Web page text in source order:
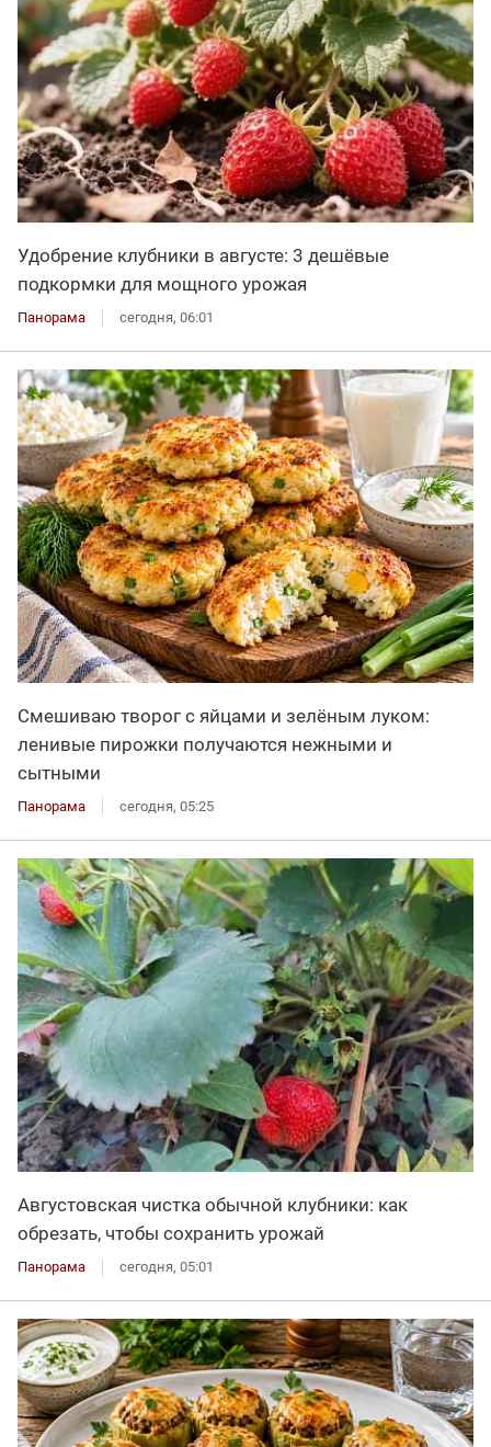
Удобрение клубники в августе: 3 дешёвые
подкормки для мощного урожая
Панорама сегодня, 06:01
Смешиваю творог с яйцами и зелёным луком:
ленивые пирожки получаются нежными и
сытными
Панорама сегодня, 05:25
Августовская чистка обычной клубники: как
обрезать, чтобы сохранить урожай
Панорама сегодня, 05:01